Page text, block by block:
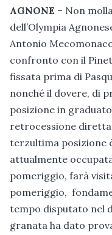
AGNONE – Non
dell’Olympia
Antonio
confronto con il
fissata prima di
nonché il dovere, di
posizione in
retrocessione diretta
terzultima posizione
attualmente
pomeriggio, farà
pomeriggio,
tempo disputato nel
granata ha dato